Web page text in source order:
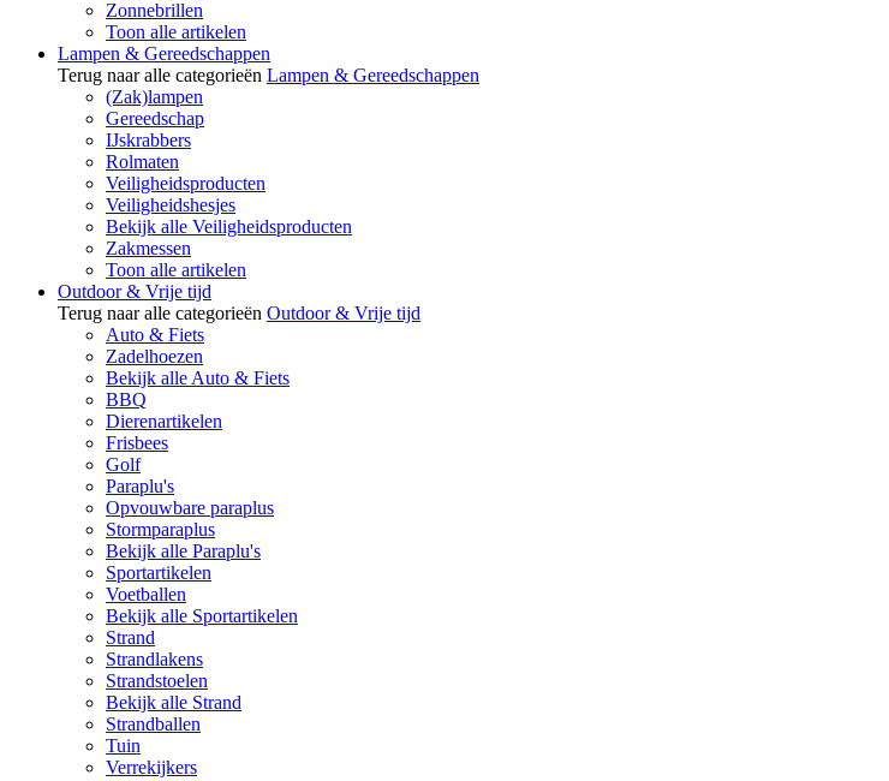
Zonnebrillen
Toon alle artikelen
Lampen & Gereedschappen
Terug naar alle categorieën Lampen & Gereedschappen
(Zak)lampen
Gereedschap
IJskrabbers
Rolmaten
Veiligheidsproducten
Veiligheidshesjes
Bekijk alle Veiligheidsproducten
Zakmessen
Toon alle artikelen
Outdoor & Vrije tijd
Terug naar alle categorieën Outdoor & Vrije tijd
Auto & Fiets
Zadelhoezen
Bekijk alle Auto & Fiets
BBQ
Dierenartikelen
Frisbees
Golf
Paraplu's
Opvouwbare paraplus
Stormparaplus
Bekijk alle Paraplu's
Sportartikelen
Voetballen
Bekijk alle Sportartikelen
Strand
Strandlakens
Strandstoelen
Bekijk alle Strand
Strandballen
Tuin
Verrekijkers